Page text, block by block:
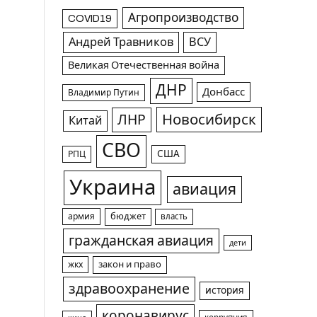
COVID19 Агропроизводство
Андрей Травников ВСУ
Великая Отечественная война
Владимир Путин ДНР Донбасс
Китай ЛНР Новосибирск
РПЦ СВО США
Украина авиация
армия бюджет власть
гражданская авиация дети
жкх закон и право
здравоохранение история